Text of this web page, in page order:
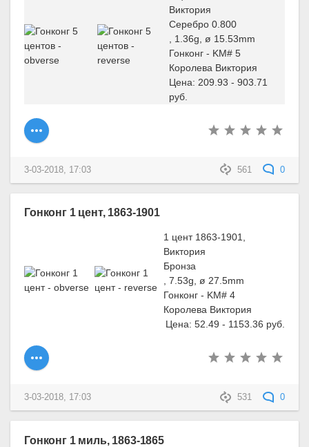
Виктория
Серебро 0.800
, 1.36g, ø 15.53mm
Гонконг - KM# 5
Королева Виктория
Цена: 209.93 - 903.71
руб.
561 0
3-03-2018, 17:03
Гонконг 1 цент, 1863-1901
1 цент 1863-1901,
Виктория
Бронза
, 7.53g, ø 27.5mm
Гонконг - KM# 4
Королева Виктория
Цена: 52.49 - 1153.36 руб.
531 0
3-03-2018, 17:03
Гонконг 1 миль, 1863-1865